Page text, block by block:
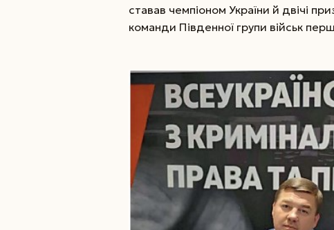
ставав чемпіоном України й двічі
команди Південної групи військ